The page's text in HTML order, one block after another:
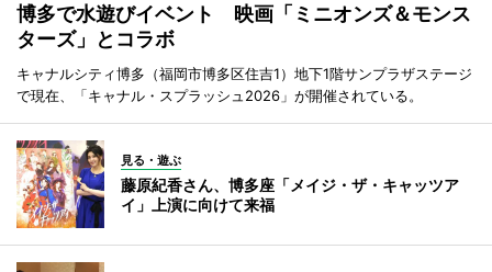
博多で水遊びイベント 映画「ミニオンズ＆モンス
ターズ」とコラボ
キャナルシティ博多（福岡市博多区住吉1）地下1階サンプラザステージ
で現在、「キャナル・スプラッシュ2026」が開催されている。
見る・遊ぶ
藤原紀香さん、博多座「メイジ・ザ・キャッツア
イ」上演に向けて来福